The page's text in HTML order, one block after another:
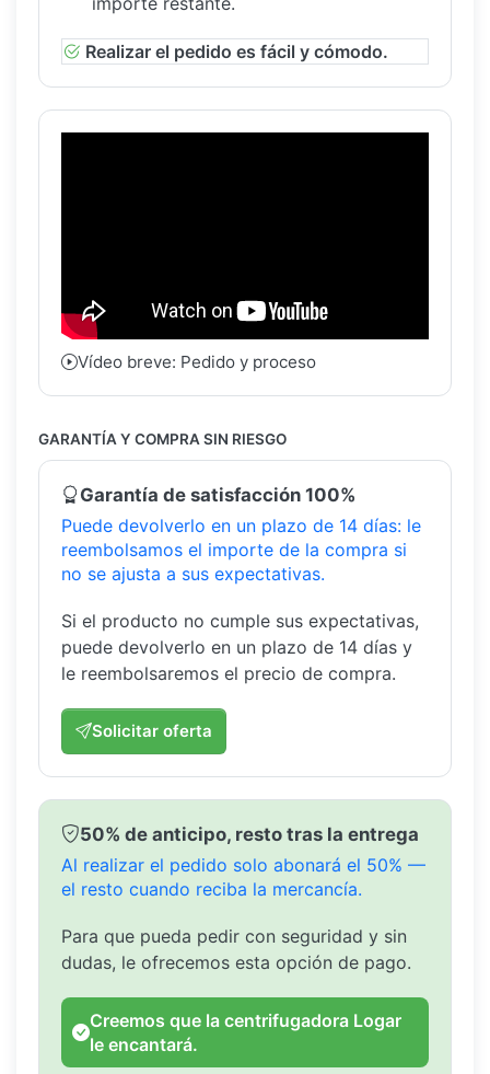
Realizar el pedido es fácil y cómodo.
Vídeo breve: Pedido y proceso
GARANTÍA Y COMPRA SIN RIESGO
Garantía de satisfacción 100%
Puede devolverlo en un plazo de 14 días: le
reembolsamos el importe de la compra si
no se ajusta a sus expectativas.
Si el producto no cumple sus expectativas,
puede devolverlo en un plazo de 14 días y
le reembolsaremos el precio de compra.
Solicitar oferta
50% de anticipo, resto tras la entrega
Al realizar el pedido solo abonará el 50% —
el resto cuando reciba la mercancía.
Para que pueda pedir con seguridad y sin
dudas, le ofrecemos esta opción de pago.
Creemos que la centrifugadora Logar
le encantará.